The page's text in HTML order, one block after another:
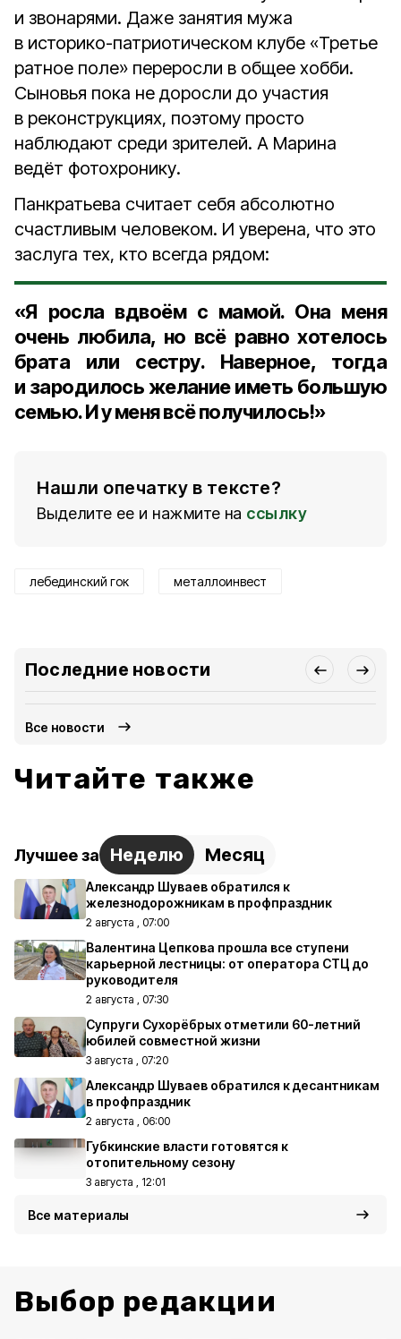
и звонарями. Даже занятия мужа
в историко-патриотическом клубе «Третье
ратное поле» переросли в общее хобби.
Сыновья пока не доросли до участия
в реконструкциях, поэтому просто
наблюдают среди зрителей. А Марина
ведёт фотохронику.
Панкратьева считает себя абсолютно
счастливым человеком. И уверена, что это
заслуга тех, кто всегда рядом:
«Я росла вдвоём с мамой. Она меня
очень любила, но всё равно хотелось
брата или сестру. Наверное, тогда
и зародилось желание иметь большую
семью. И у меня всё получилось!»
Нашли опечатку в тексте?
Выделите ее и нажмите на ссылку
лебединский гок металлоинвест
Последние новости
Все новости
Читайте также
Лучшее за Неделю Месяц
Александр Шуваев обратился к
железнодорожникам в профпраздник
2 августа , 07:00
Валентина Цепкова прошла все ступени
карьерной лестницы: от оператора СТЦ до
руководителя
2 августа , 07:30
Супруги Сухорёбрых отметили 60-летний
юбилей совместной жизни
3 августа , 07:20
Александр Шуваев обратился к десантникам
в профпраздник
2 августа , 06:00
Губкинские власти готовятся к
отопительному сезону
3 августа , 12:01
Все материалы
Выбор редакции